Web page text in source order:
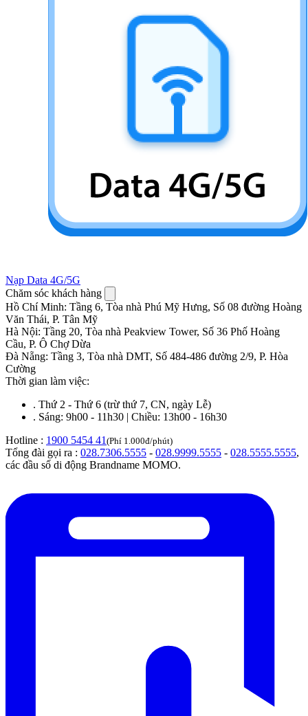
Nạp Data 4G/5G
Chăm sóc khách hàng
Hồ Chí Minh: Tầng 6, Tòa nhà Phú Mỹ Hưng, Số 08 đường Hoàng
Văn Thái, P. Tân Mỹ
Hà Nội: Tầng 20, Tòa nhà Peakview Tower, Số 36 Phố Hoàng
Cầu, P. Ô Chợ Dừa
Đà Nẵng: Tầng 3, Tòa nhà DMT, Số 484-486 đường 2/9, P. Hòa
Cường
Thời gian làm việc:
. Thứ 2 - Thứ 6 (trừ thứ 7, CN, ngày Lễ)
. Sáng: 9h00 - 11h30 | Chiều: 13h00 - 16h30
Hotline : 1900 5454 41 (Phí 1.000đ/phút)
Tổng đài gọi ra : 028.7306.5555 - 028.9999.5555 - 028.5555.5555,
các đầu số di động Brandname MOMO.